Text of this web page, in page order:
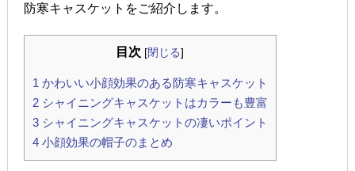
防寒キャスケットをご紹介します。
目次 [閉じる]
1 かわいい小顔効果のある防寒キャスケット
2シャイニングキャスケットはカラーも豊富
3シャイニングキャスケットの凄いポイント
4小顔効果の帽子のまとめ